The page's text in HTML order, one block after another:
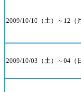
2009/10/10（土）～12（
2009/10/03（土）～04（